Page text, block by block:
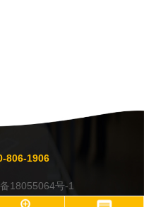
806-1906
18055064号-1